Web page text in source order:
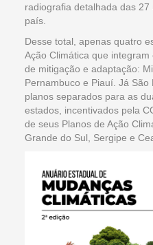
radiografia detalhada das
país.
Desse total, apenas quatro
Ação Climática que
de mitigação e adaptação:
Pernambuco e Piauí. Já
planos separados para as
estados, incentivados pela
de seus Planos de Ação
Grande do Sul, Sergipe e